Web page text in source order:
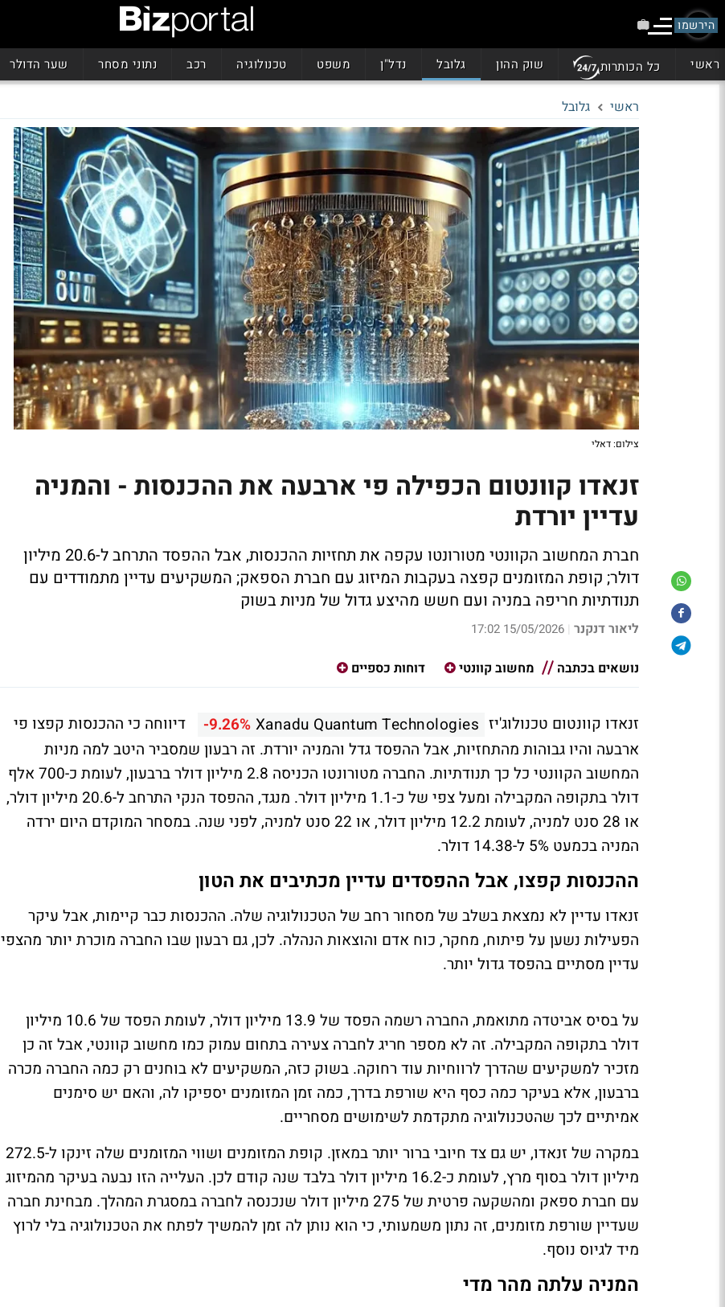
הירשמו
ראשי כל הכותרות שוק ההון גלובל נדל"ן משפט טכנולוגיה רכב נתוני מסחר שער הדולר
ראשי גלובל
צילום: דאלי
זנאדו קוונטום הכפילה פי ארבעה את ההכנסות - והמניה
עדיין יורדת
חברת המחשוב הקוונטי מטורונטו עקפה את תחזיות ההכנסות, אבל ההפסד התרחב ל-20.6 מיליון
דולר; קופת המזומנים קפצה בעקבות המיזוג עם חברת הספאק; המשקיעים עדיין מתמודדים עם
תנודתיות חריפה במניה ועם חשש מהיצע גדול של מניות בשוק
ליאור דנקנר |
15/05/2026 17:02
נושאים בכתבה מחשוב קוונטי דוחות כספיים
זנאדו קוונטום טכנולוג'יז Xanadu Quantum Technologies
-9.26%
דיווחה כי ההכנסות קפצו פי
ארבעה והיו גבוהות מהתחזיות, אבל ההפסד גדל והמניה יורדת. זה רבעון שמסביר היטב למה מניות
המחשוב הקוונטי כל כך תנודתיות. החברה מטורונטו הכניסה 2.8 מיליון דולר ברבעון, לעומת כ-700 אלף
דולר בתקופה המקבילה ומעל צפי של כ-1.1 מיליון דולר. מנגד, ההפסד הנקי התרחב ל-20.6 מיליון דולר,
או 28 סנט למניה, לעומת 12.2 מיליון דולר, או 22 סנט למניה, לפני שנה. במסחר המוקדם היום ירדה
המניה בכמעט 5% ל-14.38 דולר.
ההכנסות קפצו, אבל ההפסדים עדיין מכתיבים את הטון
זנאדו עדיין לא נמצאת בשלב של מסחור רחב של הטכנולוגיה שלה. ההכנסות כבר קיימות, אבל עיקר
הפעילות נשען על פיתוח, מחקר, כוח אדם והוצאות הנהלה. לכן, גם רבעון שבו החברה מוכרת יותר מהצפי
עדיין מסתיים בהפסד גדול יותר.
על בסיס אביטדה מתואמת, החברה רשמה הפסד של 13.9 מיליון דולר, לעומת הפסד של 10.6 מיליון
דולר בתקופה המקבילה. זה לא מספר חריג לחברה צעירה בתחום עמוק כמו מחשוב קוונטי, אבל זה כן
מזכיר למשקיעים שהדרך לרווחיות עוד רחוקה. בשוק כזה, המשקיעים לא בוחנים רק כמה החברה מכרה
ברבעון, אלא בעיקר כמה כסף היא שורפת בדרך, כמה זמן המזומנים יספיקו לה, והאם יש סימנים
אמיתיים לכך שהטכנולוגיה מתקדמת לשימושים מסחריים.
במקרה של זנאדו, יש גם צד חיובי ברור יותר במאזן. קופת המזומנים ושווי המזומנים שלה זינקו ל-272.5
מיליון דולר בסוף מרץ, לעומת כ-16.2 מיליון דולר בלבד שנה קודם לכן. העלייה הזו נבעה בעיקר מהמיזוג
עם חברת ספאק ומהשקעה פרטית של 275 מיליון דולר שנכנסה לחברה במסגרת המהלך. מבחינת חברה
שעדיין שורפת מזומנים, זה נתון משמעותי, כי הוא נותן לה זמן להמשיך לפתח את הטכנולוגיה בלי לרוץ
מיד לגיוס נוסף.
המניה עלתה מהר מדי